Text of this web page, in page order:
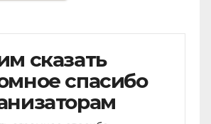
сказать
спасибо